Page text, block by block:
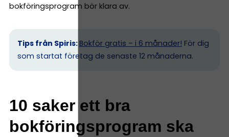
bokföringsprogram bör klara av.
Tips från Spiris: Bokför gratis – i 6 månader! För dig
som startat företag de senaste 12 månaderna.
10 saker ett bra
bokföringsprogram ska